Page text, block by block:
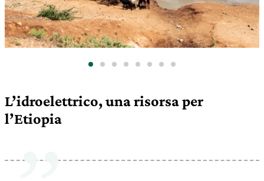
L’idroelettrico, una risorsa per
l’Etiopia